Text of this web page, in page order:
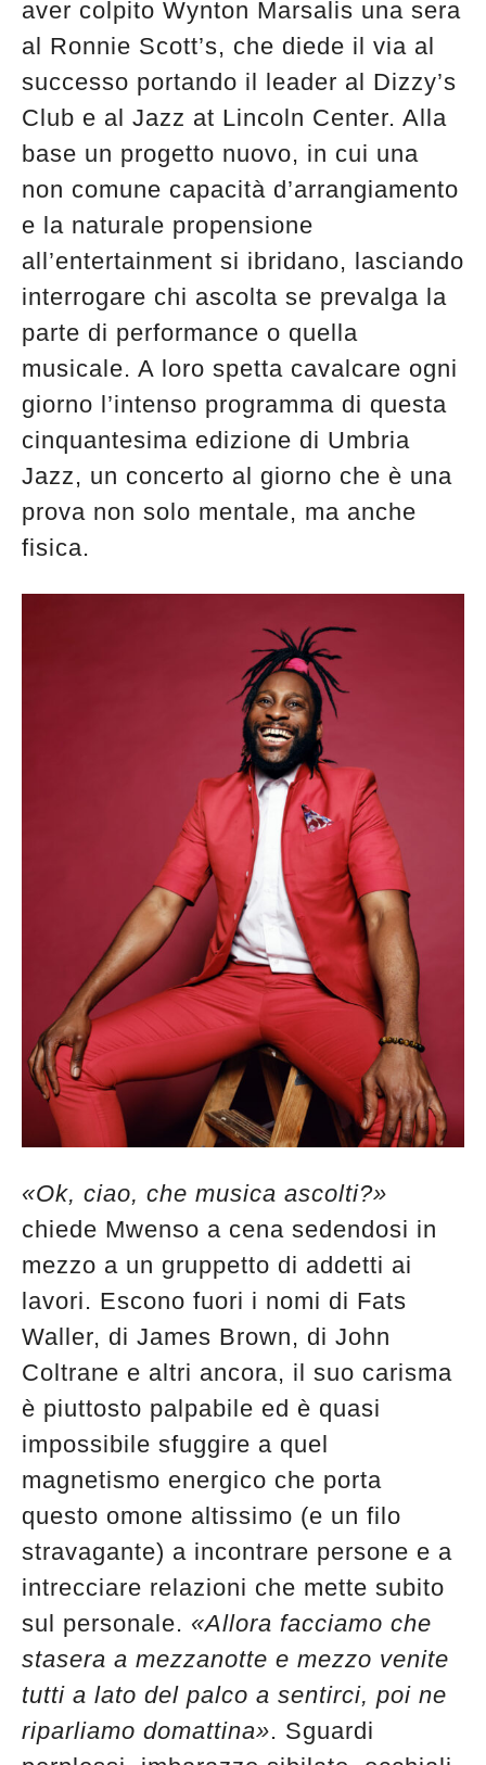
aver colpito Wynton Marsalis una sera
al Ronnie Scott’s, che diede il via al
successo portando il leader al Dizzy’s
Club e al Jazz at Lincoln Center. Alla
base un progetto nuovo, in cui una
non comune capacità d’arrangiamento
e la naturale propensione
all’entertainment si ibridano, lasciando
interrogare chi ascolta se prevalga la
parte di performance o quella
musicale. A loro spetta cavalcare ogni
giorno l’intenso programma di questa
cinquantesima edizione di Umbria
Jazz, un concerto al giorno che è una
prova non solo mentale, ma anche
fisica.
«Ok, ciao, che musica ascolti?»
chiede Mwenso a cena sedendosi in
mezzo a un gruppetto di addetti ai
lavori. Escono fuori i nomi di Fats
Waller, di James Brown, di John
Coltrane e altri ancora, il suo carisma
è piuttosto palpabile ed è quasi
impossibile sfuggire a quel
magnetismo energico che porta
questo omone altissimo (e un filo
stravagante) a incontrare persone e a
intrecciare relazioni che mette subito
sul personale. «Allora facciamo che
stasera a mezzanotte e mezzo venite
tutti a lato del palco a sentirci, poi ne
riparliamo domattina». Sguardi